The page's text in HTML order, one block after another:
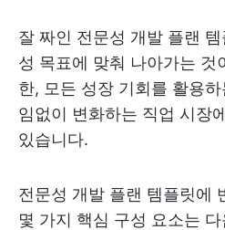
잘 짜인 전문성 개발 플랜
성 목표에 맞춰 나아가는 것
한, 모든 성장 기회를 활용
임없이 변화하는 직업 시장
있습니다.
전문성 개발 플랜 템플릿에
몇 가지 핵심 구성 요소는